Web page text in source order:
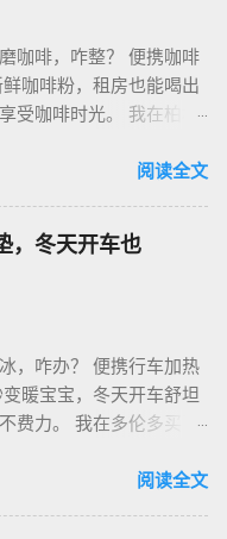
咖啡，咋整？ 便携咖啡
咖啡粉，租房也能喝出
受咖啡时光。 我在柏林
像Hario、Porlex这些牌
法压壶，细磨适合意式
不翻车。我每周磨一
起！德国超市咖啡豆
，10欧元买半磅好豆，
20欧元能淘好货。 便携
咖啡，赶紧试试，生活
阅读全文
，冬天开车也
，咋办？ 便携行车加热
暖宝宝，冬天开车舒坦
费力。 我在多伦多买了
这些牌子，加热快
阅读全文